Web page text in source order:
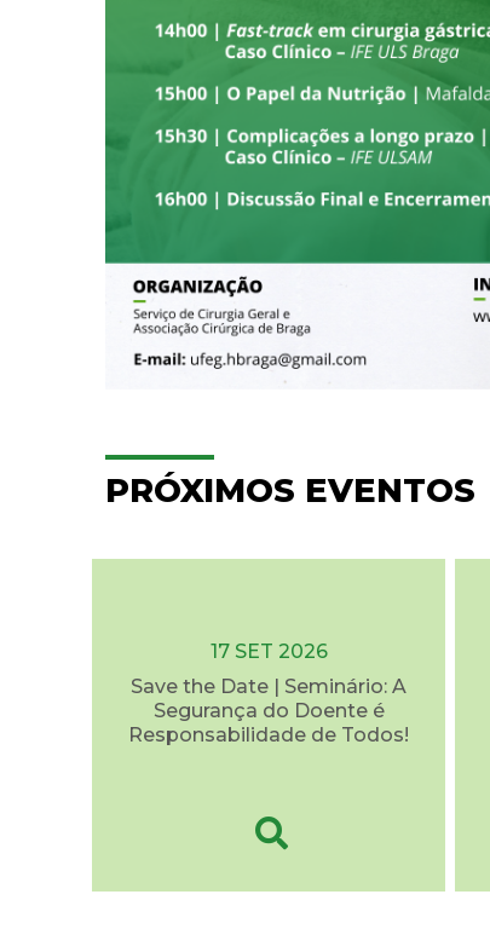
PRÓXIMOS EVENTOS
17 SET 2026
Save the Date | Seminário: A
Segurança do Doente é
Responsabilidade de Todos!